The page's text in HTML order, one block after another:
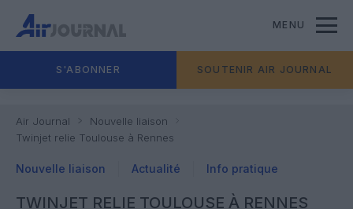
MENU
S'ABONNER SOUTENIR AIR JOURNAL
Air Journal
Nouvelle liaison
Twinjet relie Toulouse à Rennes
Nouvelle liaison Actualité Info pratique
TWINJET RELIE TOULOUSE À RENNES